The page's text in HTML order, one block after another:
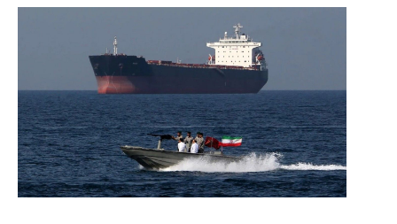
Крыму
Оккупация Крыма
Новости Крыма
Донбасс
Армия Украины
Помощь проекту
Стиль Диалога
Шоу-биз
Культура
Общество
Пресс-релизы
Пресс-релизы
Авторское
Мнение
Блоги